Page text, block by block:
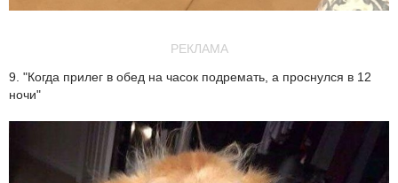
РЕКЛАМА
9. "Когда прилег в обед на часок подремать, а проснулся в 12
ночи"